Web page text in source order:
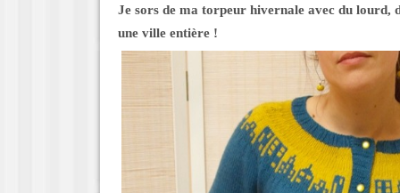
Je sors de ma torpeur hivernale avec du
une ville entière !